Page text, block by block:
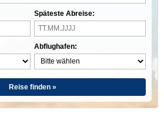
Späteste Abreise:
Abflughafen:
Reise finden »